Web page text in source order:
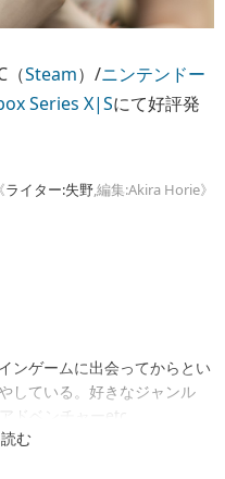
（Steam）/ニンテンドー
Series X|Sにて好評発
《ライター:失野,編集:Akira Horie》
ンゲームに出会ってからとい
している。好きなジャンル
ドベンチャーetc...
む